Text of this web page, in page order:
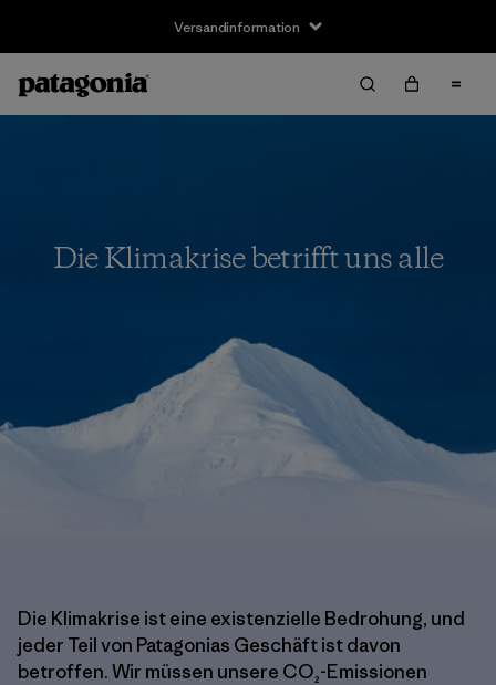
Versandinformation
Die Klimakrise betrifft uns alle
Die Klimakrise ist eine existenzielle Bedrohung, und
jeder Teil von Patagonias Geschäft ist davon
betroffen. Wir müssen unsere CO₂-Emissionen